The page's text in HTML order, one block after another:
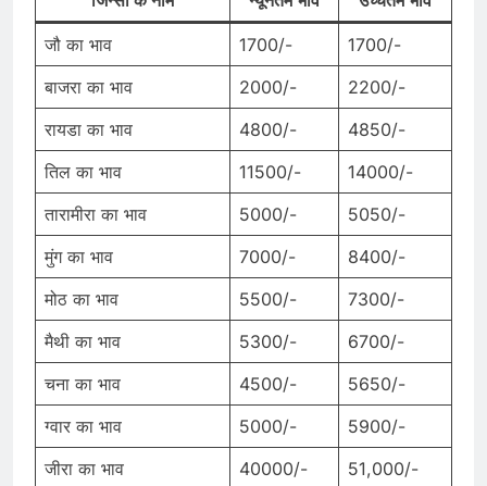
जौ का भाव 1700/-
1700/-
बाजरा का भाव
2000/-
2200/-
रायडा का भाव
4800/-
4850/-
तिल का भाव
11500/-
14000/-
तारामीरा का भाव
5000/-
5050/-
मुंग का भाव
7000/-
8400/-
मोठ का भाव
5500/-
7300/-
मैथी का भाव
5300/-
6700/-
चना का भाव
4500/-
5650/-
ग्वार का भाव
5000/-
5900/-
जीरा का भाव
40000/-
51,000/-